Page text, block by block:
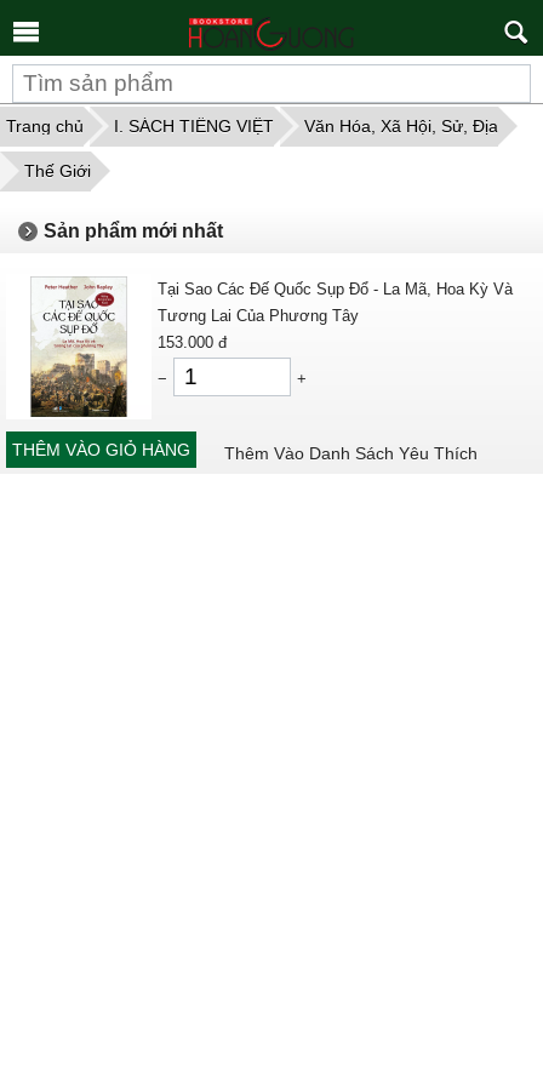
kiếm
Trang chủ I. SÁCH TIẾNG VIỆT Văn Hóa, Xã Hội, Sử, Địa
Thế Giới
Sản phẩm mới nhất
Tại Sao Các Đế Quốc Sụp Đổ - La Mã, Hoa Kỳ Và
Tương Lai Của Phương Tây
153.000 đ
−
+
THÊM VÀO GIỎ HÀNG Thêm Vào Danh Sách Yêu Thích